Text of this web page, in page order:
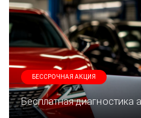
БЕССРОЧНАЯ АКЦИЯ
Бесплатная диагностика